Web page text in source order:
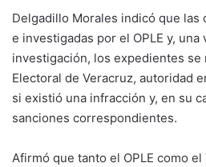
Delgadillo Morales indicó que las
e investigadas por el OPLE y,
investigación, los expedientes se
Electoral de Veracruz, autoridad
si existió una infracción y, en su
sanciones correspondientes.
Afirmó que tanto el OPLE como